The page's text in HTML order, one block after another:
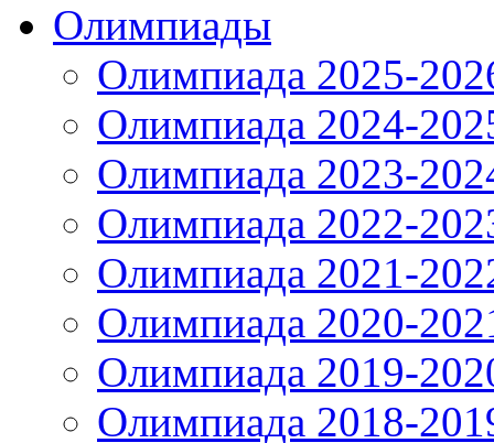
Олимпиады
Олимпиада 2025-
Олимпиада 2024-
Олимпиада 2023-
Олимпиада 2022-
Олимпиада 2021-
Олимпиада 2020-
Олимпиада 2019-
Олимпиада 2018-